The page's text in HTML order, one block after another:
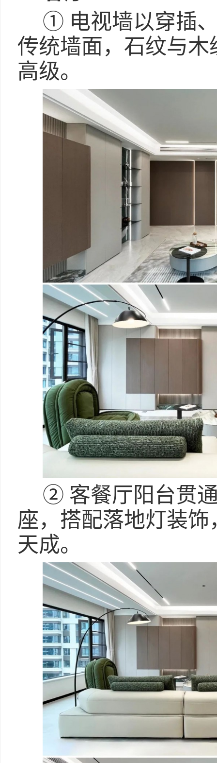
① 电视墙以穿插
传统墙面，石纹与
高级。
② 客餐厅阳台贯
座，搭配落地灯装
天成。